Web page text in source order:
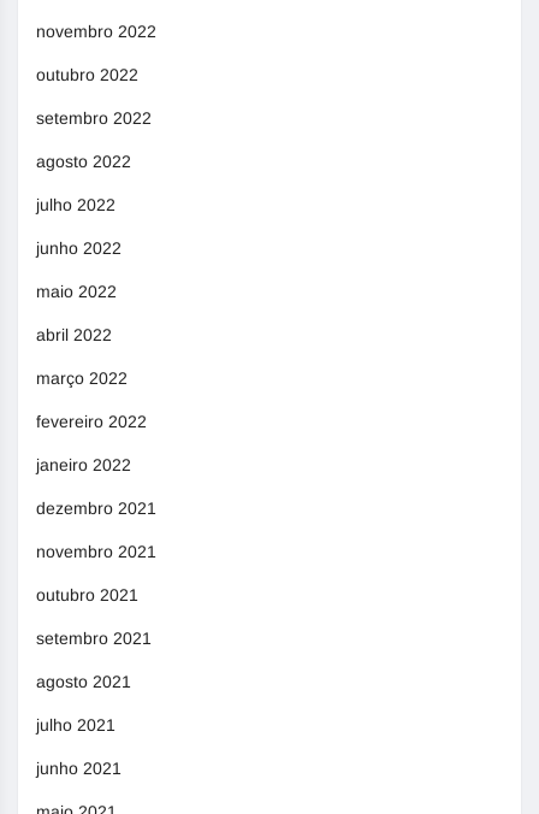
novembro 2022
outubro 2022
setembro 2022
agosto 2022
julho 2022
junho 2022
maio 2022
abril 2022
março 2022
fevereiro 2022
janeiro 2022
dezembro 2021
novembro 2021
outubro 2021
setembro 2021
agosto 2021
julho 2021
junho 2021